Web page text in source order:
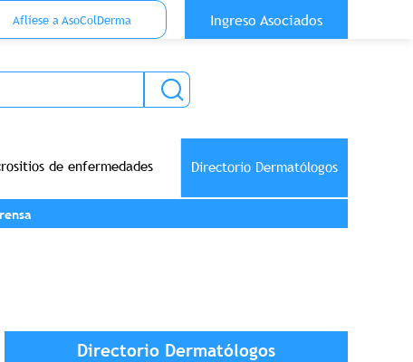
Top Anónimo
Aflíese a AsoColDerma
Ingreso Asociados
de enfermedades Directorio Dermatólogos
Directorio Dermatólogos